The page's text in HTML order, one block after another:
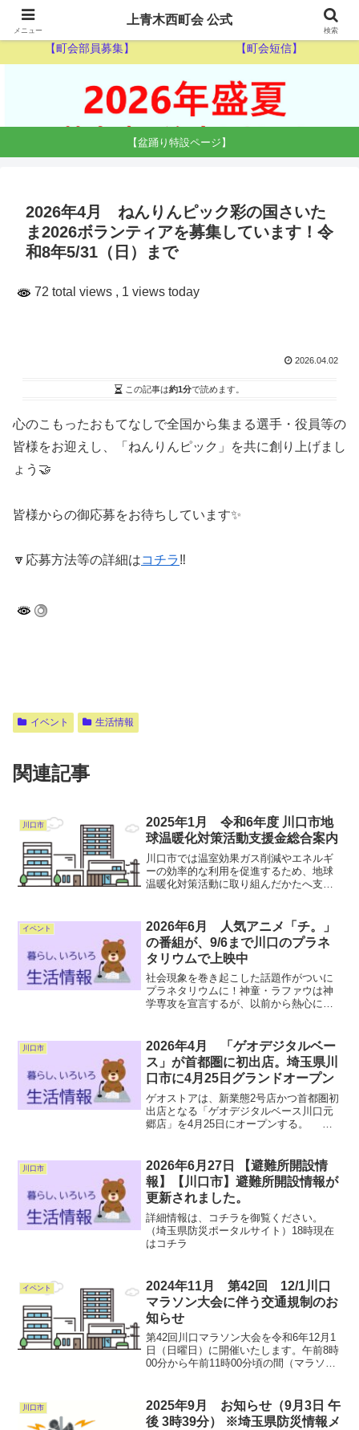
【ゴミ収集カレンダー】 【休日当番医】
【町会部員募集】 【町会短信】
【盆踊り特設ページ】
2026年4月 ねんりんピック彩の国さいた
ま2026ボランティアを募集しています！令
和8年5/31（日）まで
72 total views , 1 views today
2026.04.02
この記事は約1分で読めます。
心のこもったおもてなしで全国から集まる選手・役員等の
皆様をお迎えし、「ねんりんピック」を共に創り上げまし
ょう🤝
皆様からの御応募をお待ちしています✨
🔽応募方法等の詳細はコチラ‼️
イベント 生活情報
関連記事
川口市
2025年1月 令和6年度 川口市地
球温暖化対策活動支援金総合案内
川口市では温室効果ガス削減やエネルギ
ーの効率的な利用を促進するため、地球
温暖化対策活動に取り組んだかたへ支援
チラ
イベント
2026年6月 人気アニメ「チ。」
の番組が、9/6まで川口のプラネ
タリウムで上映中
社会現象を巻き起こした話題作がついに
プラネタリウムに！神童・ラファウは神
学専攻を宣言するが、以前から熱心に打
めいた学者と出会う。異端思想に基づく
禁忌に触れ、投獄されてい...
川口市
2026年4月 「ゲオデジタルベー
ス」が首都圏に初出店。埼玉県川
口市に4月25日グランドオープン
ゲオストアは、新業態2号店かつ首都圏初
出店となる「ゲオデジタルベース川口元
郷店」を4月25日にオープンする。
たあらゆるデジタル製品の販売・買取
に、修理、設定相談、...
川口市
2026年6月27日 【避難所開設情
報】【川口市】避難所開設情報が
更新されました。
詳細情報は、コチラを御覧ください。
（埼玉県防災ポータルサイト）18時現在
はコチラ
イベント
2024年11月 第42回 12/1川口
マラソン大会に伴う交通規制のお
知らせ
第42回川口マラソン大会を令和6年12月1
日（日曜日）に開催いたします。午前8時
00分から午前11時00分頃の間（マラソン
解とご協力をお願いいたします。第42回
川口マラソ...
川口市
2025年9月 お知らせ（9月3日 午
後 3時39分） ※埼玉県防災情報メ
メニュー
上青木西町会 公式
検索